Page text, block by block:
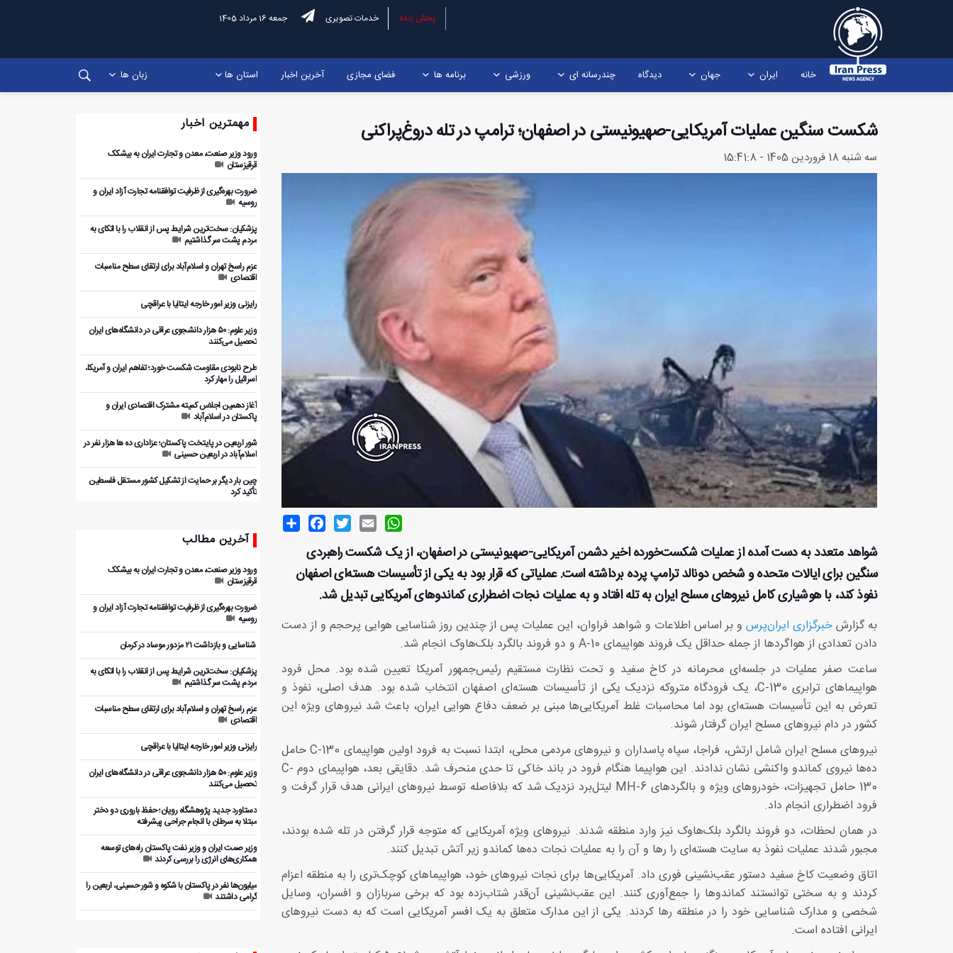
پخش زنده خدمات تصویری جمعه 16 مرداد 1405
خانه ایران جهان دیدگاه چندرسانه ای ورزشی برنامه ها فضای مجازی آخرین اخبار استان ها زبان ها
شکست سنگین عملیات آمریکایی-صهیونیستی در اصفهان؛ ترامپ در تله دروغ‌پراکنی
سه شنبه 18 فروردین 1405 - 15:41:8
Share
FacebookTwitterEmail
WhatsApp
شواهد متعدد به دست آمده از عملیات شکست‌خورده اخیر دشمن آمریکایی-صهیونیستی در اصفهان، از یک شکست راهبردی
سنگین برای ایالات متحده و شخص دونالد ترامپ پرده برداشته است. عملیاتی که قرار بود به یکی از تأسیسات هسته‌ای اصفهان
نفوذ کند، با هوشیاری کامل نیروهای مسلح ایران به تله افتاد و به عملیات نجات اضطراری کماندوهای آمریکایی تبدیل شد.
به گزارشخبرگزاری ایران‌پرس و بر اساس اطلاعات و شواهد فراوان، این عملیات پس از چندین روز شناسایی هوایی پرحجم و از دست
دادن تعدادی از هواگردها از جمله حداقل یک فروند هواپیمای A-10 و دو فروند بالگرد بلک‌هاوک انجام شد.
ساعت صفر عملیات در جلسه‌ای محرمانه در کاخ سفید و تحت نظارت مستقیم رئیس‌جمهور آمریکا تعیین شده بود. محل فرود
هواپیماهای ترابری C-130، یک فرودگاه متروکه نزدیک یکی از تأسیسات هسته‌ای اصفهان انتخاب شده بود. هدف اصلی، نفوذ و
تعرض به این تأسیسات هسته‌ای بود اما محاسبات غلط آمریکایی‌ها مبنی بر ضعف دفاع هوایی ایران، باعث شد نیروهای ویژه این
کشور در دام نیروهای مسلح ایران گرفتار شوند.
نیروهای مسلح ایران شامل ارتش، فراجا، سپاه پاسداران و نیروهای مردمی محلی، ابتدا نسبت به فرود اولین هواپیمای C-130 حامل
ده‌ها نیروی کماندو واکنشی نشان ندادند. این هواپیما هنگام فرود در باند خاکی تا حدی منحرف شد. دقایقی بعد، هواپیمای دوم C-
130 حامل تجهیزات، خودروهای ویژه و بالگردهای MH-6 لیتل‌برد نزدیک شد که بلافاصله توسط نیروهای ایرانی هدف قرار گرفت و
فرود اضطراری انجام داد.
در همان لحظات، دو فروند بالگرد بلک‌هاوک نیز وارد منطقه شدند. نیروهای ویژه آمریکایی که متوجه قرار گرفتن در تله شده بودند،
مجبور شدند عملیات نفوذ به سایت هسته‌ای را رها و آن را به عملیات نجات ده‌ها کماندو زیر آتش تبدیل کنند.
اتاق وضعیت کاخ سفید دستور عقب‌نشینی فوری داد. آمریکایی‌ها برای نجات نیروهای خود، هواپیماهای کوچک‌تری را به منطقه اعزام
کردند و به سختی توانستند کماندوها را جمع‌آوری کنند. این عقب‌نشینی آن‌قدر شتاب‌زده بود که برخی سربازان و افسران، وسایل
شخصی و مدارک شناسایی خود را در منطقه رها کردند. یکی از این مدارک متعلق به یک افسر آمریکایی است که به دست نیروهای
ایرانی افتاده است.
مهمترین اخبار
ورود وزیر صنعت، معدن و تجارت ایران به بیشکک
قرقیزستان
ضرورت بهره‌گیری از ظرفیت توافقنامه تجارت آزاد ایران و
روسیه
پزشکیان: سخت‌ترین شرایط پس از انقلاب را با اتکای به
مردم پشت سر گذاشتیم
عزم راسخ تهران و اسلام‌آباد برای ارتقای سطح مناسبات
اقتصادی
رایزنی وزیر امور خارجه ایتالیا با عراقچی
وزیر علوم: ۵۰ هزار دانشجوی عراقی در دانشگاه‌های ایران
تحصیل می‌کنند
طرح نابودی مقاومت شکست خورد؛ تفاهم ایران و آمریکا،
اسرائیل را مهار کرد
آغاز دهمین اجلاس کمیته مشترک اقتصادی ایران و
پاکستان در اسلام‌آباد
شور اربعین در پایتخت پاکستان؛ عزاداری ده ها هزار نفر در
اسلام‌آباد در اربعین حسینی
چین بار دیگر بر حمایت از تشکیل کشور مستقل فلسطین
تأکید کرد
آخرین مطالب
ورود وزیر صنعت، معدن و تجارت ایران به بیشکک
قرقیزستان
ضرورت بهره‌گیری از ظرفیت توافقنامه تجارت آزاد ایران و
روسیه
️ شناسایی و بازداشت ۲۱ مزدور موساد در کرمان
پزشکیان: سخت‌ترین شرایط پس از انقلاب را با اتکای به
مردم پشت سر گذاشتیم
عزم راسخ تهران و اسلام‌آباد برای ارتقای سطح مناسبات
اقتصادی
رایزنی وزیر امور خارجه ایتالیا با عراقچی
وزیر علوم: ۵۰ هزار دانشجوی عراقی در دانشگاه‌های ایران
تحصیل می‌کنند
دستاورد جدید پژوهشگاه رویان؛ حفظ باروری دو دختر
مبتلا به سرطان با انجام جراحی پیشرفته
وزیر صمت ایران و وزیر نفت پاکستان راه‌های توسعه
همکاری‌های انرژی را بررسی کردند
میلیون‌ها نفر در پاکستان با شکوه و شور حسینی، اربعین را
گرامی داشتند